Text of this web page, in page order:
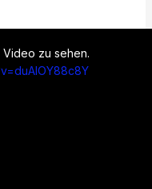
zu sehen.